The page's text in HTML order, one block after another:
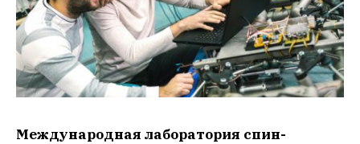
Международная лаборатория спин-